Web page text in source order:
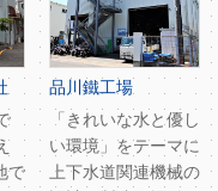
で
品川鐵工場
「きれいな水と優し
い環境」をテーマに
上下水道関連機械の